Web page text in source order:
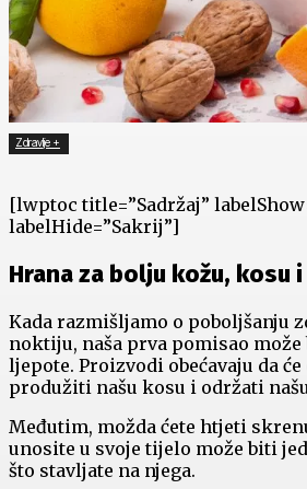
Zdravlje +
[lwptoc title=”Sadržaj”
labelHide=”Sakrij”]
Hrana za bolju kožu, kosu
Kada razmišljamo o poboljšanju
noktiju, naša prva pomisao
ljepote. Proizvodi obećavaju da
produžiti našu kosu i održati
Međutim, možda ćete htjeti
unosite u svoje tijelo može biti
što stavljate na njega.